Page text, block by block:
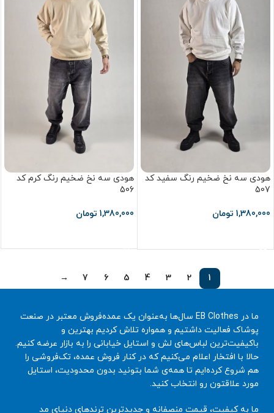
هودی سه نخ ضخیم رنگ سفید کد
507
1,380,000 تومان
هودی سه نخ ضخیم رنگ کرم کد
506
1,380,000 تومان
1
2
3
4
5
6
7
→
ما در EB Clothes سال‌ها به‌عنوان یک عمده‌فروش معتبر در صنعت
پوشاک فعالیت داشتیم و همواره تلاش کردیم بهترین و
باکیفیت‌ترین لباس‌های لش و استایل خیابانی را به بازار عرضه کنیم.
حالا با افتخار اعلام می‌کنیم که در کنار فروش عمده، تک‌فروشی را
هم شروع کرده‌ایم تا همه‌ی شما بتونید بدون محدودیت، استایل
مورد علاقتون رو انتخاب کنید.
ما به کیفیت، قیمت منصفانه و جدیدترین ترندهای دنیای مد